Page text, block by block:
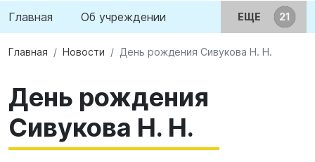
Главная Об учреждении ЕЩЕ
Главная Новости День рождения Сивукова Н. Н.
День рождения
Сивукова Н. Н.